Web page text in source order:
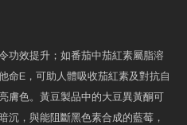
功效提升；如番茄中茄紅素屬脂溶
命E，可助人體吸收茄紅素及對抗自
膚色。黃豆製品中的大豆異黃酮可
沉，與能阻斷黑色素合成的藍莓，